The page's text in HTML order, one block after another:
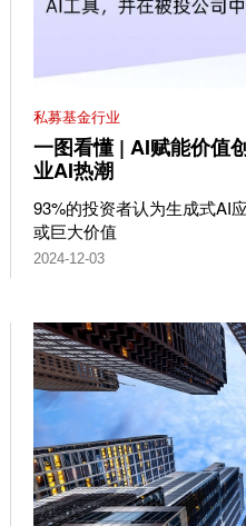
私募基金行业
一图看懂 | AI赋能价值
业AI热潮
93%的投资者认为生成式AI
或巨大价值
2024-12-03